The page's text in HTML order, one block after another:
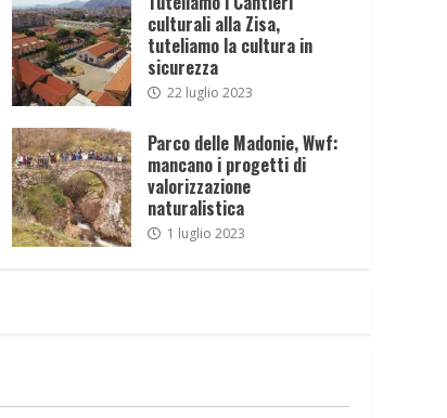
culturali alla Zisa,
tuteliamo la cultura in
sicurezza
22 luglio 2023
Parco delle Madonie, Wwf:
mancano i progetti di
valorizzazione
naturalistica
1 luglio 2023